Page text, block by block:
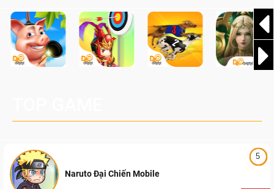
5
Naruto Đại Chiến Mobile